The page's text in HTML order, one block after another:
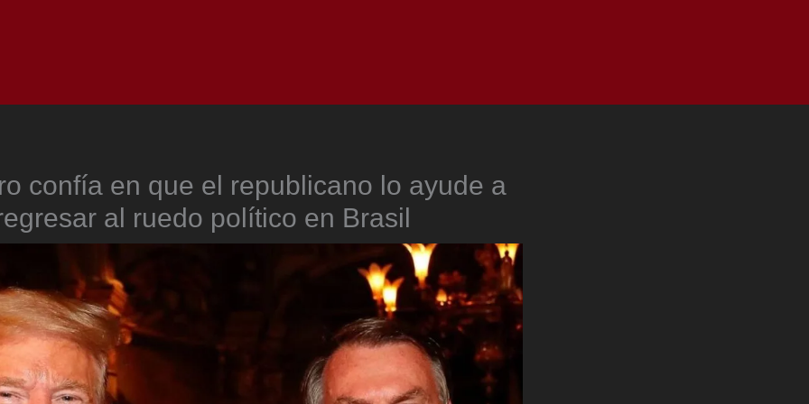
confía en que el republicano lo ayude a
al ruedo político en Brasil